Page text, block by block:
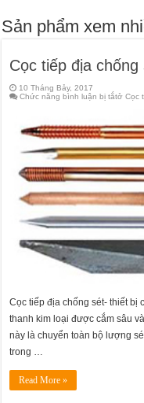
Sản phẩm xem
Cọc tiếp địa
10 Tháng Bảy, 2017
Chức năng bình luận bị tắtở Cọc
Cọc tiếp địa chống sét- thiết bị
thanh kim loại được cắm sâu
này là chuyển toàn bộ lượng
trong …
Read More »